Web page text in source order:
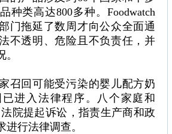
种类高达800多种。Foodwatch
门拖延了数周才向公众全面通
不透明、危险且不负责任，并
召回可能受污染的婴儿配方奶
进入法律程序。八个家庭和
法院提起诉讼，指责生产商和政
进行法律调查。